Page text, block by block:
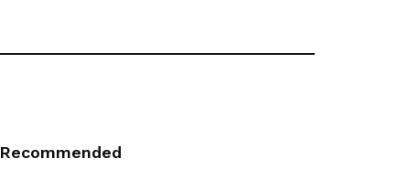
Recommended